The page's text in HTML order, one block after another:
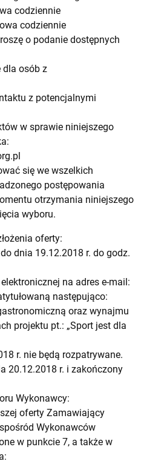
codziennie
codziennie
o podanie dostępnych
dla osób z
z potencjalnymi
w sprawie niniejszego
się we wszelkich
postępowania
otrzymania niniejszego
wyboru.
oferty:
dnia 19.12.2018 r. do godz.
na adres e-mail:
następująco:
oraz wynajmu
projektu pt.: „Sport jest dla
r. nie będą rozpatrywane.
20.12.2018 r. i zakończony
Wykonawcy:
oferty Zamawiający
Wykonawców
w punkcie 7, a także w